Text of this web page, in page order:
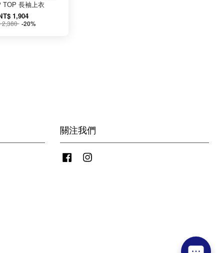
TOP 長袖上衣
1,904
2,380 -20%
關注我們
Facebook